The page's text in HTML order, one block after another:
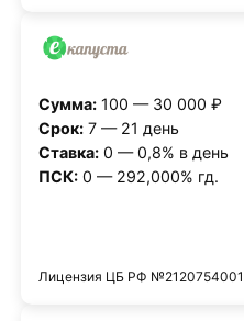
Сумма:100 — 30 000 ₽
Срок:7 — 21 день
Ставка:0 — 0,8% в день
ПСК:0 — 292,000% гд.
Лицензия ЦБ РФ